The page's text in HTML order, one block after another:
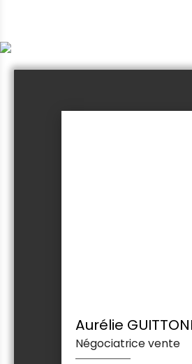
Aurélie
Négociatrice vente